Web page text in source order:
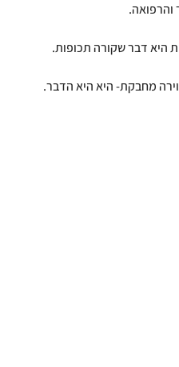
והרפואה.
היא דבר שקורה תכופות.
מחבקת- היא היא הדבר.